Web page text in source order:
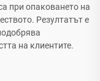
при опаковането на
Резултатът е
на клиентите.